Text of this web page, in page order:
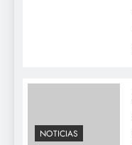
NOTICIAS